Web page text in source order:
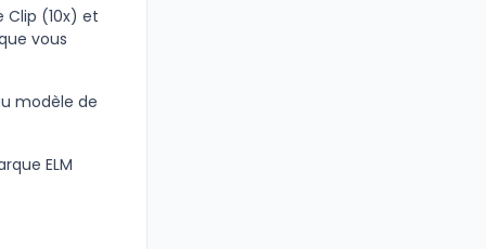
Clip (10x) et
vous
modèle de
ELM